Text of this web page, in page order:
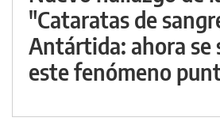
"Cataratas de
Antártida: ahora se
este fenómeno